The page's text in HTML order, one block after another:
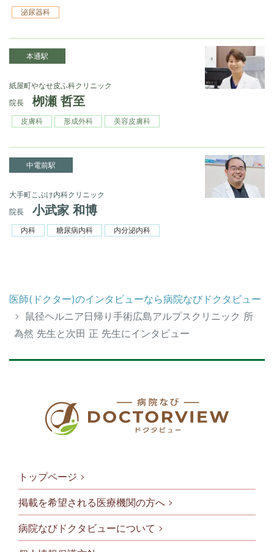
泌尿器科
本通駅
紙屋町やなせ皮ふ科クリニック
院長
栁瀬 哲至
皮膚科 形成外科 美容皮膚科
中電前駅
大手町こぶけ内科クリニック
院長
小武家 和博
内科 糖尿病内科 内分泌内科
医師(ドクター)のインタビューなら病院なびドクタビュー
鼠径ヘルニア日帰り手術広島アルプスクリニック 所
為然 先生と次田 正 先生にインタビュー
フッタメニ
トップページ
掲載を希望される医療機関の方へ
病院なびドクタビューについて